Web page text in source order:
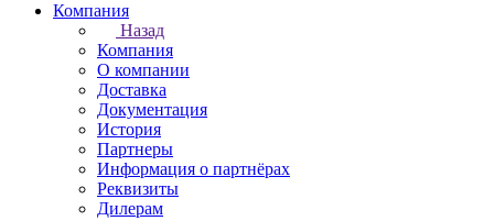
Компания
Назад
Компания
О компании
Доставка
Документация
История
Партнеры
Информация о партнёрах
Реквизиты
Дилерам